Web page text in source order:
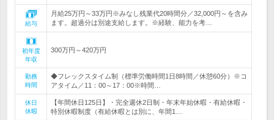
給与
月給25万円～33万円※みなし残業代20時間分／32,000円～を含み
ます。超過分は別途支給します。※経験、能力を考…
初年度
年収
300万円～420万円
勤務
時間
◆フレックスタイム制（標準労働時間1日8時間／休憩60分）※コ
アタイム／11：00～17：00※時間…
休日
休暇
【年間休日125日】・完全週休2日制・年末年始休暇・有給休暇・
特別休暇制度（有給休暇とは別に、年間1…